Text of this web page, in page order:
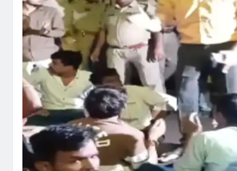
छत्तीसगढ़ ब्रेकिंग न्यूज़ राज्य
रायपुर में भगवान शिव को लेकर
कथित आपत्तिजनक टिप्पणी के
विवाद गहरा गया
Praveen Kumar Dubey